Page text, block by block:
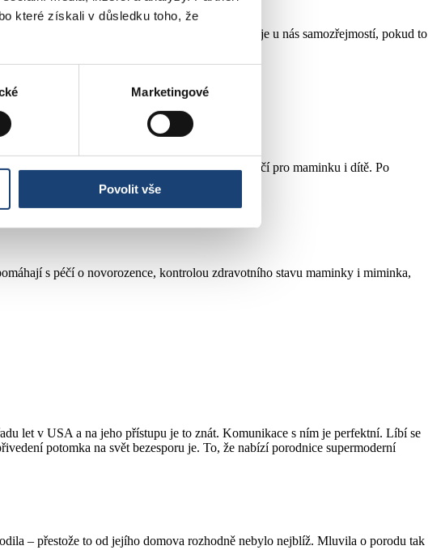
které získali v důsledku toho, že
Marketingové
Povolit vše
maminky s miminkem po porodu (bonding) je u nás samozřejmostí, pokud to
operačního řešení a zajišťuje maximální bezpečí pro maminku i dítě. Po
s péčí o novorozence, kontrolou zdravotního stavu maminky i miminka,
let v USA a na jeho přístupu je to znát. Komunikace s ním je perfektní. Líbí se
potomka na svět bezesporu je. To, že nabízí porodnice supermoderní
– přestože to od jejího domova rozhodně nebylo nejblíž. Mluvila o porodu tak